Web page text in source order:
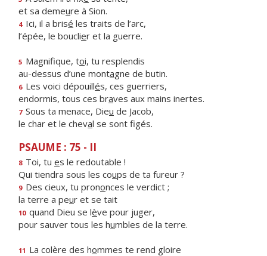
et sa demeure à Sion.
4 Ici, il a brisé les traits de l’arc,
l’épée, le bouclier et la guerre.
5 Magnifique, toi, tu resplendis
au-dessus d’une montagne de butin.
6 Les voici dépouillés, ces guerriers,
endormis, tous ces braves aux mains inertes.
7 Sous ta menace, Dieu de Jacob,
le char et le cheval se sont figés.
PSAUME : 75 - II
8 Toi, tu es le redoutable !
Qui tiendra sous les coups de ta fureur ?
9 Des cieux, tu prononces le verdict ;
la terre a peur et se tait
10 quand Dieu se lève pour juger,
pour sauver tous les humbles de la terre.
11 La colère des hommes te rend gloire